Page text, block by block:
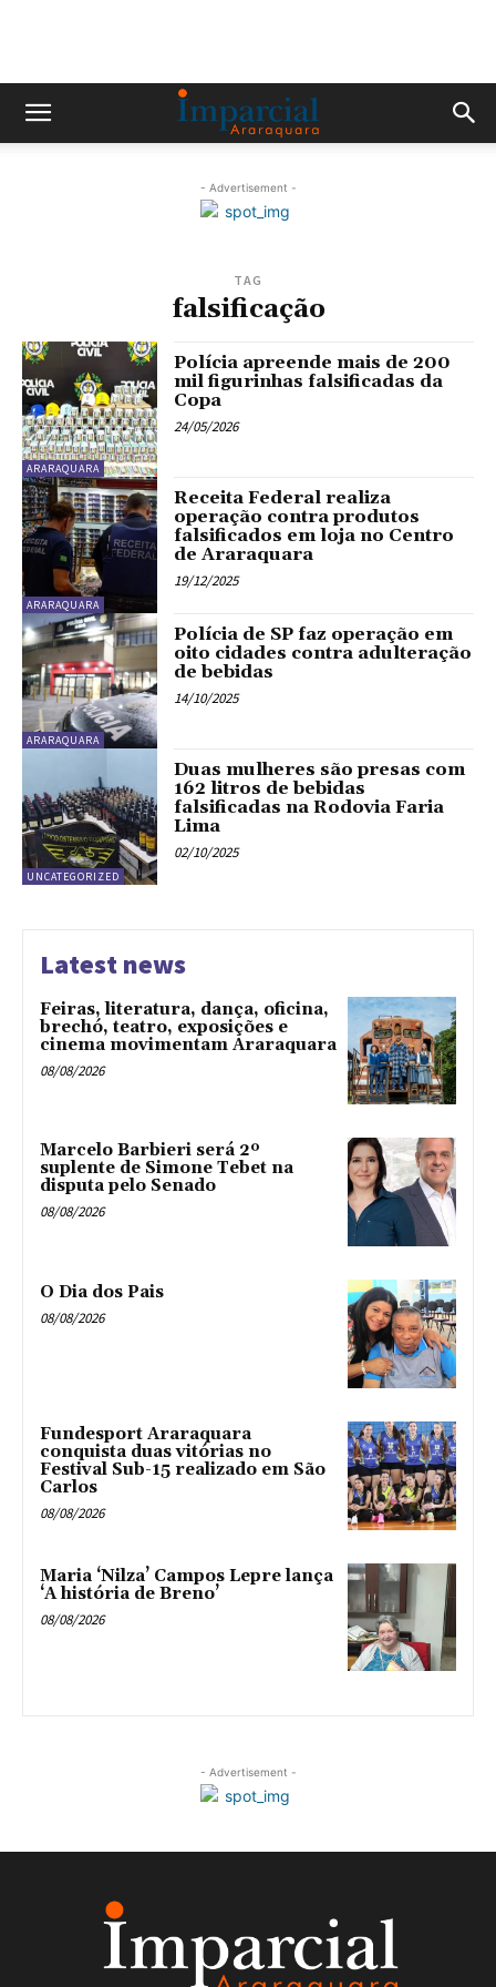
- Advertisement -
TAG
falsificação
ARARAQUARA
Polícia apreende mais de 200
mil figurinhas falsificadas da
Copa
24/05/2026
ARARAQUARA
Receita Federal realiza
operação contra produtos
falsificados em loja no Centro
de Araraquara
19/12/2025
ARARAQUARA
Polícia de SP faz operação em
oito cidades contra adulteração
de bebidas
14/10/2025
UNCATEGORIZED
Duas mulheres são presas com
162 litros de bebidas
falsificadas na Rodovia Faria
Lima
02/10/2025
Latest news
Feiras, literatura, dança, oficina,
brechó, teatro, exposições e
cinema movimentam Araraquara
08/08/2026
Marcelo Barbieri será 2º
suplente de Simone Tebet na
disputa pelo Senado
08/08/2026
O Dia dos Pais
08/08/2026
Fundesport Araraquara
conquista duas vitórias no
Festival Sub-15 realizado em São
Carlos
08/08/2026
Maria ‘Nilza’ Campos Lepre lança
‘A história de Breno’
08/08/2026
- Advertisement -